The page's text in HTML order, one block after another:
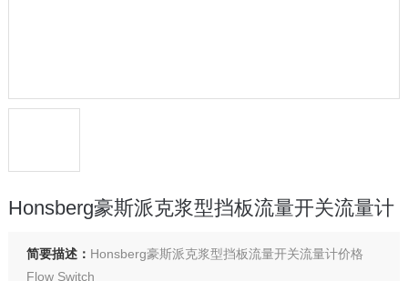
Honsberg豪斯派克浆型挡板流量开关流量计
简要描述： Honsberg豪斯派克浆型挡板流量开关流量计价格
Flow Switch